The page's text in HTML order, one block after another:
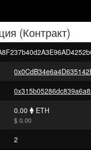
(Контракт)
0.00 ETH
$ 0.00
2